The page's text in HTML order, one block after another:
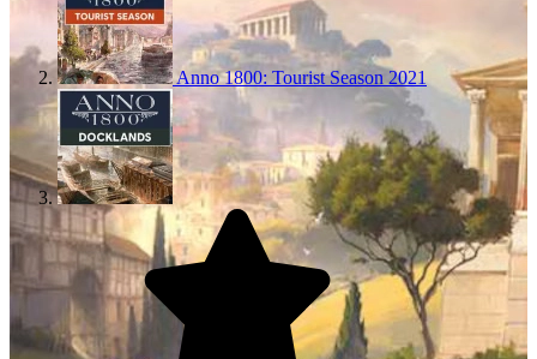
Anno 1800: Tourist Season 2021